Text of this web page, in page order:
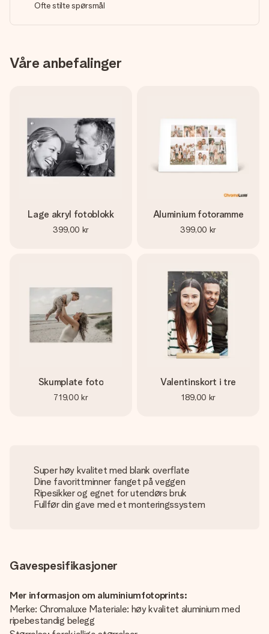
Ofte stilte spørsmål
Våre anbefalinger
Lage akryl fotoblokk
399,00 kr
Aluminium fotoramme
399,00 kr
Skumplate foto
719,00 kr
Valentinskort i tre
189,00 kr
Super høy kvalitet med blank overflate
Dine favorittminner fanget på veggen
Ripesikker og egnet for utendørs bruk
Fullfør din gave med et monteringssystem
Gavespesifikasjoner
Mer informasjon om aluminiumfotoprints:
Merke: Chromaluxe Materiale: høy kvalitet aluminium med
ripebestandig belegg